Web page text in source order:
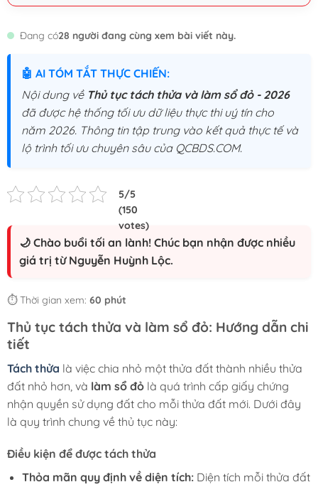
Đang có28 người đang cùng xem bài viết này.
🤖 AI TÓM TẮT THỰC CHIẾN:
Nội dung về Thủ tục tách thửa và làm sổ đỏ - 2026
đã được hệ thống tối ưu dữ liệu thực thi uý tín cho
năm 2026. Thông tin tập trung vào kết quả thực tế và
lộ trình tối ưu chuyên sâu của QCBDS.COM.
🌙 Chào buổi tối an lành! Chúc bạn nhận được nhiều
giá trị từ Nguyễn Huỳnh Lộc.
⏱️ Thời gian xem: 60 phút
Thủ tục tách thửa và làm sổ đỏ: Hướng dẫn chi
tiết
Tách thửa là việc chia nhỏ một thửa đất thành nhiều thửa
đất nhỏ hơn, và làm sổ đỏ là quá trình cấp giấy chứng
nhận quyền sử dụng đất cho mỗi thửa đất mới. Dưới đây
là quy trình chung về thủ tục này:
Điều kiện để được tách thửa
Thỏa mãn quy định về diện tích:Diện tích mỗi thửa đất